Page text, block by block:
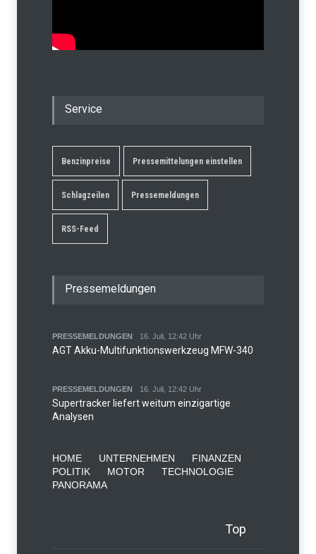
Service
Benzinpreise Pressemittelungen einstellen
Schlagzeilen Pressemeldungen
RSS-Feed
Pressemeldungen
PRESSEMELDUNGEN 16. Juli, 12:42 Uhr
AGT Akku-Multifunktionswerkzeug MFW-340
PRESSEMELDUNGEN 16. Juli, 12:42 Uhr
Supertracker liefert weitum einzigartige
Analysen
HOME UNTERNEHMEN
FINANZEN
POLITIK
MOTOR
TECHNOLOGIE
PANORAMA
Top